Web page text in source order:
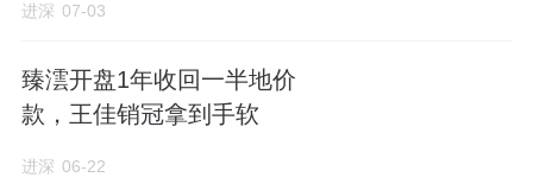
进深 07-03
臻澐开盘1年收回一半地价
款，王佳销冠拿到手软
进深 06-22